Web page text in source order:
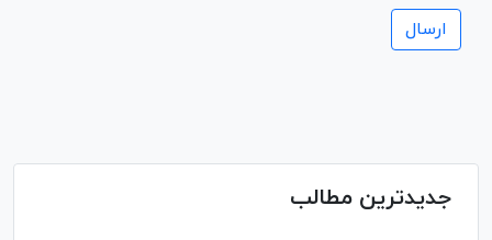
جدیدترین مطالب